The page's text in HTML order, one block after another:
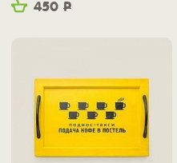
450 Р